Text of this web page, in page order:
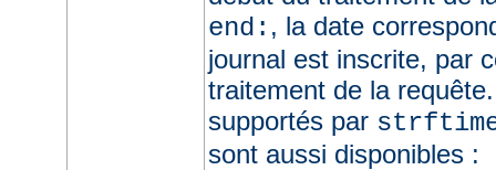
end: , la date
journal est inscrite, par
traitement de la
supportés par
sont aussi disponibles :